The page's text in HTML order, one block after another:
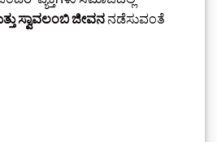
ಸ್ವಾವಲಂಬಿ ಜೀವನನಡೆಸುವಂತೆ